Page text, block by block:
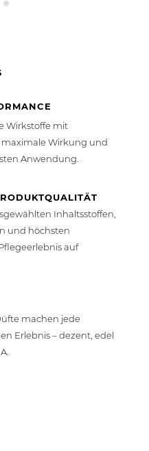
Wirkstoffe mit
maximale Wirkung und
Anwendung.
Inhaltsstoffen,
und höchsten
auf
machen jede
Erlebnis – dezent, edel